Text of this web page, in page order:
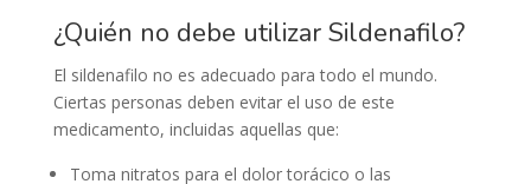
¿Quién no debe utilizar Sildenafilo?
El sildenafilo no es adecuado para todo el mundo.
Ciertas personas deben evitar el uso de este
medicamento, incluidas aquellas que:
Toma nitratos para el dolor torácico o las